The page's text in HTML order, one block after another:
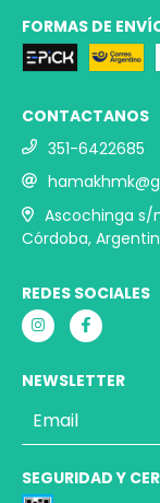
FORMAS DE
CONTACTANOS
351-6422685
Ascochinga s/
Córdoba,
REDES SOCIALES
NEWSLETTER
SEGURIDAD Y